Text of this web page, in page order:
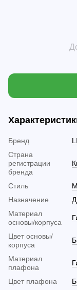
Бренд
Страна
регистрации
бренда
Стиль
Назначение
Материал
основы/корпуса
Цвет основы/
корпуса
Материал
плафона
Цвет плафона